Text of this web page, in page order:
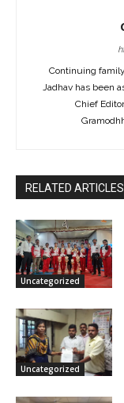
Continuing
Jadhav has been
Chief
RELATED ARTICLES
Uncategorized
Uncategorized